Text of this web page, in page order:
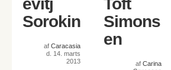
evitj
Sorokin
af Caracasia
d. 14. marts
2013
Toft
Simons
en
af Carina